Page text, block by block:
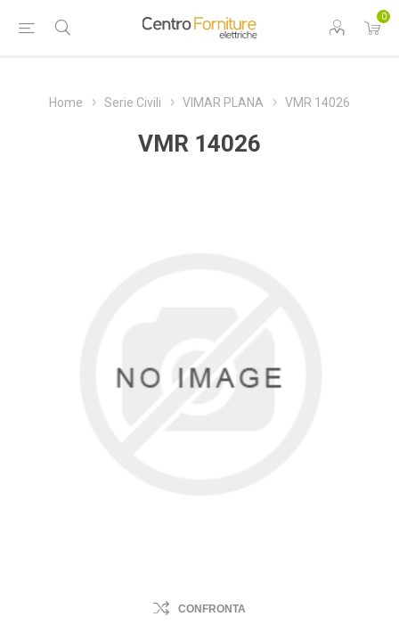
0
Home Serie Civili VIMAR PLANA VMR 14026
VMR 14026
CONFRONTA